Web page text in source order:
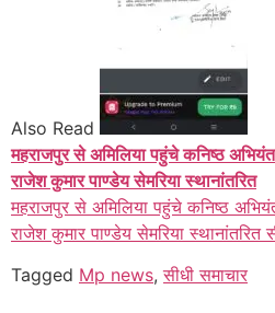
Also Read
महराजपुर से अमिलिया पहुंचे कनिष्ठ
राजेश कुमार पाण्डेय सेमरिया स्थानांतरित
महराजपुर से अमिलिया पहुंचे कनिष्ठ
राजेश कुमार पाण्डेय सेमरिया स्थानांतरित
Tagged Mp news,सीधी समाचार